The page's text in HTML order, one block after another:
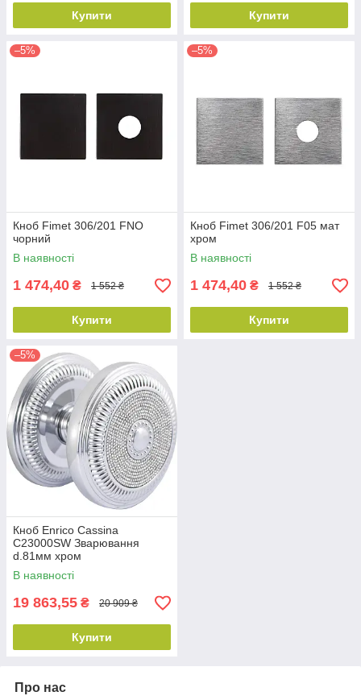
Купити Купити
–5%
Кноб Fimet 306/201 FNO
чорний
В наявності
1 474,40 ₴ 1 552 ₴
Купити
–5%
Кноб Fimet 306/201 F05 мат
хром
В наявності
1 474,40 ₴ 1 552 ₴
Купити
–5%
Кноб Enrico Cassina
C23000SW Зварювання
d.81мм хром
В наявності
19 863,55 ₴ 20 909 ₴
Купити
Про нас